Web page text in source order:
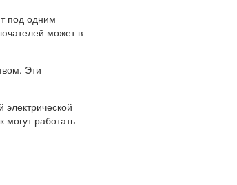
под одним
может в
Эти
могут работать